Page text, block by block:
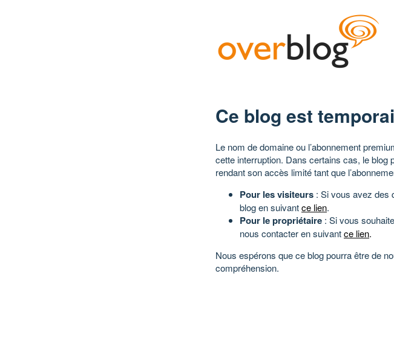
Ce blog est
Le nom de domaine ou l’abonnement
cette interruption. Dans certains cas, le blog
rendant son accès limité tant que
Pour les visiteurs : Si vous avez des
blog en suivantce lien.
Pour le propriétaire : Si vous
nous contacter en suivantce lien.
Nous espérons que ce blog pourra être de
compréhension.